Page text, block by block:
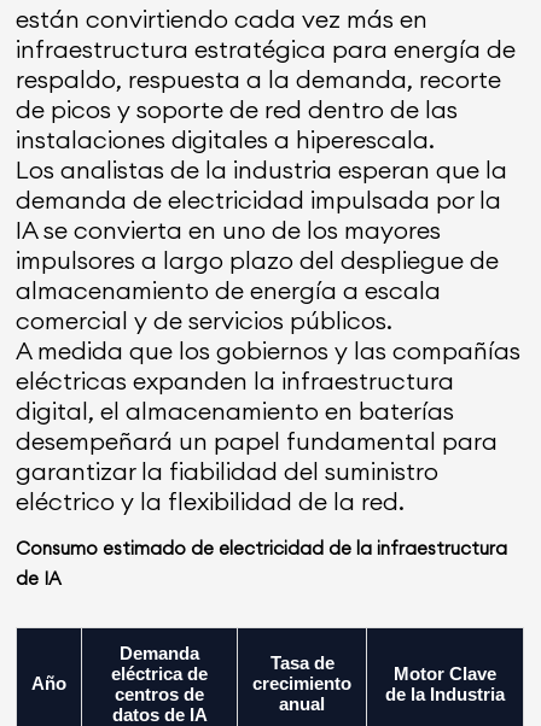
están convirtiendo cada vez más en
infraestructura estratégica para energía de
respaldo, respuesta a la demanda, recorte
de picos y soporte de red dentro de las
instalaciones digitales a hiperescala.
Los analistas de la industria esperan que la
demanda de electricidad impulsada por la
IA se convierta en uno de los mayores
impulsores a largo plazo del despliegue de
almacenamiento de energía a escala
comercial y de servicios públicos.
A medida que los gobiernos y las compañías
eléctricas expanden la infraestructura
digital, el almacenamiento en baterías
desempeñará un papel fundamental para
garantizar la fiabilidad del suministro
eléctrico y la flexibilidad de la red.
Consumo estimado de electricidad de la infraestructura
de IA
Año
Demanda
eléctrica de
centros de
datos de IA
Tasa de
crecimiento
anual
Motor Clave
de la Industria